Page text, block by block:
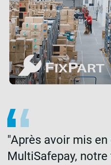
"Après avoir mis
MultiSafepay,